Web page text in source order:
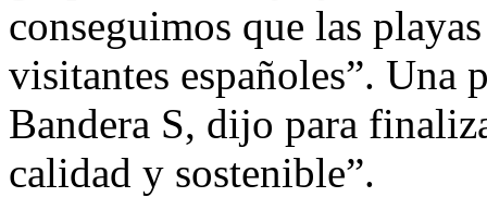
conseguimos que las
visitantes españoles”. Una
Bandera S, dijo para
calidad y sostenible”.